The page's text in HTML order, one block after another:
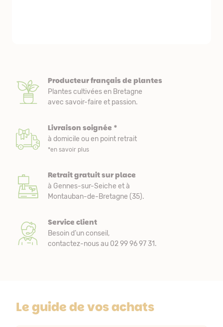
Producteur français de plantes
Plantes cultivées en Bretagne
avec savoir-faire et passion.
Livraison soignée *
à domicile ou en point retrait
*en savoir plus
Retrait gratuit sur place
à Gennes-sur-Seiche et à
Montauban-de-Bretagne (35).
Service client
Besoin d’un conseil,
contactez-nous au 02 99 96 97 31.
Le guide de vos achats